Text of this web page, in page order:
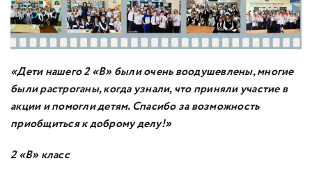
«Дети нашего 2 «В» были очень воодушевлены, многие
были растроганы, когда узнали, что приняли участие в
акции и помогли детям. Спасибо за возможность
приобщиться к доброму делу!»
2 «В» класс